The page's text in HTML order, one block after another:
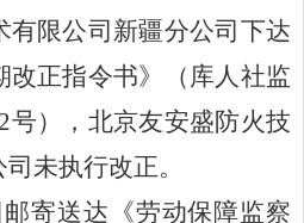
有限公司新疆分公司下达
改正指令书》（库人社监
号），北京友安盛防火技
未执行改正。
邮寄送达《劳动保障监察